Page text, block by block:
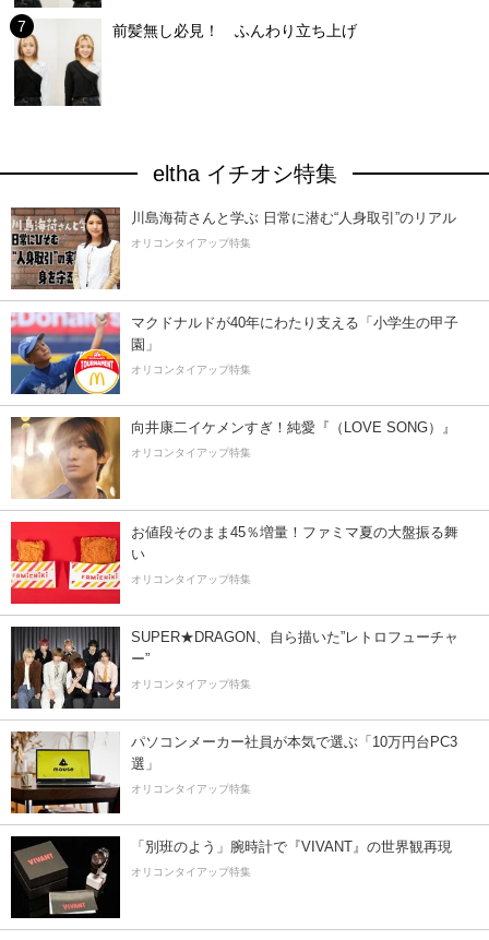
前髪無し必見！ ふんわり立ち上げ
eltha イチオシ特集
川島海荷さんと学ぶ 日常に潜む“人身取引”のリアル
オリコンタイアップ特集
マクドナルドが40年にわたり支える「小学生の甲子
園」
オリコンタイアップ特集
向井康二イケメンすぎ！純愛『（LOVE SONG）』
オリコンタイアップ特集
お値段そのまま45％増量！ファミマ夏の大盤振る舞
い
オリコンタイアップ特集
SUPER★DRAGON、自ら描いた”レトロフューチャ
ー”
オリコンタイアップ特集
パソコンメーカー社員が本気で選ぶ「10万円台PC3
選」
オリコンタイアップ特集
「別班のよう」腕時計で『VIVANT』の世界観再現
オリコンタイアップ特集